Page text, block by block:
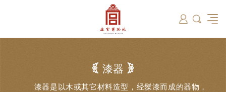
漆器
漆器是以木或其它材料造型，经髹漆而成的器物，